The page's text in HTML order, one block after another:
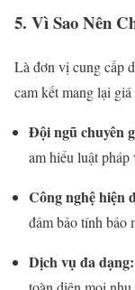
5. Vì Sao Nên
Là đơn vị cung cấp
cam kết mang lại
Đội ngũ chuyên
am hiểu luật
Công nghệ hiện
đảm bảo tính bảo
Dịch vụ đa dạng: